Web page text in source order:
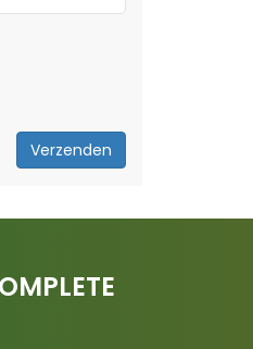
Verzenden